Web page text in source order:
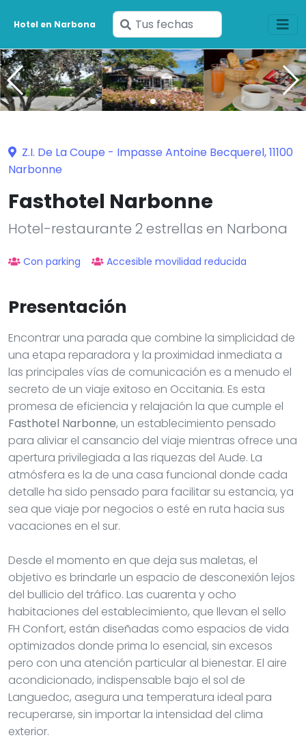
Hotel en Narbona
Ingresa
tus
fechas
Z.I. De La Coupe - Impasse Antoine Becquerel, 11100
Narbonne
Fasthotel Narbonne
Hotel-restaurante 2 estrellas en Narbona
Con parking Accesible movilidad reducida
Presentación
Encontrar una parada que combine la simplicidad de
una etapa reparadora y la proximidad inmediata a
las principales vías de comunicación es a menudo el
secreto de un viaje exitoso en Occitania. Es esta
promesa de eficiencia y relajación la que cumple el
Fasthotel Narbonne, un establecimiento pensado
para aliviar el cansancio del viaje mientras ofrece una
apertura privilegiada a las riquezas del Aude. La
atmósfera es la de una casa funcional donde cada
detalle ha sido pensado para facilitar su estancia, ya
sea que viaje por negocios o esté en ruta hacia sus
vacaciones en el sur.
Desde el momento en que deja sus maletas, el
objetivo es brindarle un espacio de desconexión lejos
del bullicio del tráfico. Las cuarenta y ocho
habitaciones del establecimiento, que llevan el sello
FH Confort, están diseñadas como espacios de vida
optimizados donde prima lo esencial, sin excesos
pero con una atención particular al bienestar. El aire
acondicionado, indispensable bajo el sol de
Languedoc, asegura una temperatura ideal para
recuperarse, sin importar la intensidad del clima
exterior.